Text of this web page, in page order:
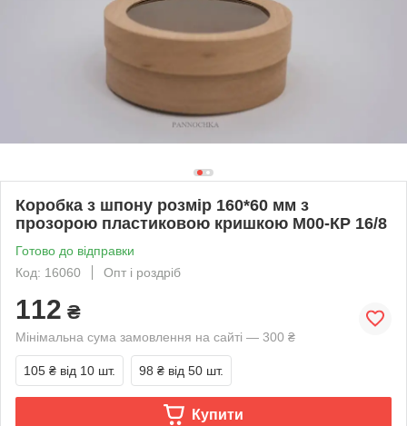
Коробка з шпону розмір 160*60 мм з
прозорою пластиковою кришкою М00-КР 16/8
Готово до відправки
Код: 16060
Опт і роздріб
112 ₴
Мінімальна сума замовлення на сайті — 300 ₴
105 ₴ від 10 шт. 98 ₴ від 50 шт.
Купити